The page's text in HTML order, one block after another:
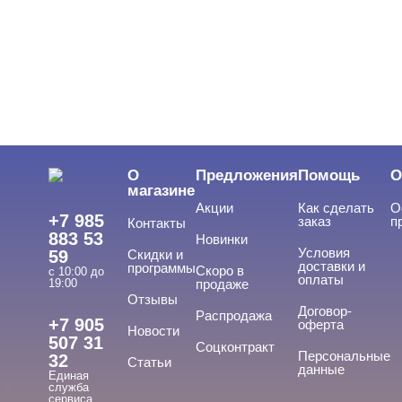
Cвернуть
Основы
+7 985
883 53
59
с 10:00 до
19:00
+7 905
507 31
32
Единая
служба
сервиса
О
магазине
Контакты
Скидки и
программы
Отзывы
Новости
Статьи
Предложения
Акции
Новинки
Скоро в
продаже
Распродажа
Соцконтракт
Помощь
Как сделать
заказ
Условия
доставки и
оплаты
Договор-
оферта
Персональные
данные